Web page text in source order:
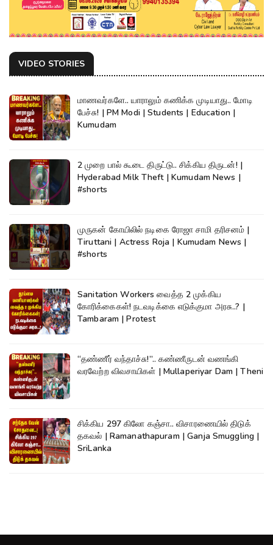
VIDEO STORIES
மாணவர்களே.. யாராலும் கணிக்க முடியாது.. மோடி
பேச்சு! | PM Modi | Students | Education |
Kumudam
2 முறை பால் கூடை திருட்டு.. சிக்கிய திருடன்! |
Hyderabad Milk Theft | Kumudam News |
#shorts
முருகன் கோயிலில் நடிகை ரோஜா சாமி தரிசனம் |
Tiruttani | Actress Roja | Kumudam News |
#shorts
Sanitation Workers வைத்த 2 முக்கிய
கோரிக்கைகள்! நடவடிக்கை எடுக்குமா அரசு..? |
Tambaram | Protest
“தண்ணீர் வந்தாச்சு!”.. கண்ணீருடன் வணங்கி
வரவேற்ற விவசாயிகள் | Mullaperiyar Dam | Theni
சிக்கிய 297 கிலோ கஞ்சா.. விசாரணையில் திடுக்
தகவல் | Ramanathapuram | Ganja Smuggling |
SriLanka